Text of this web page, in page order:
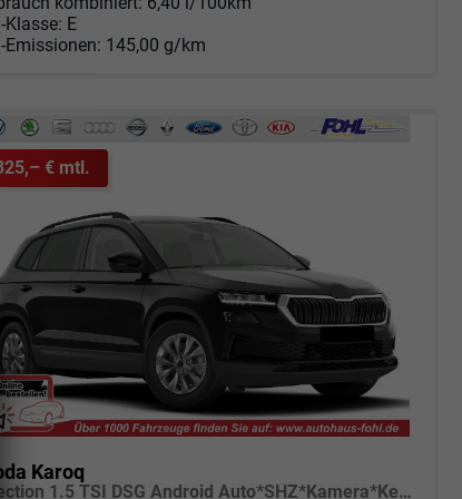
-Klasse: E
-Emissionen: 145,00 g/km
€ mtl.
Karoq
Selection 1.5 TSI DSG Android Auto*SHZ*Kamera*Keyless*PDC v/h*Klimaauto*SUNSET*LED